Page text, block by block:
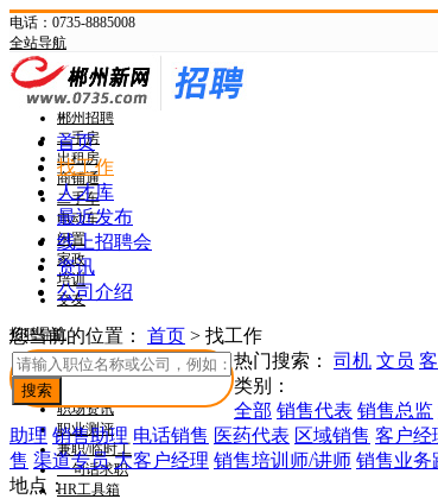
电话：0735-8885008
全站导航
新网首页
郴州头条
郴州招聘
二手房
出租房
商铺通
二手车
电动车
闲置
家政
培训
交友
招聘导航
找工作
职场资讯
职业测评
兼职/临时工
一句话求职
HR工具箱
首页
找工作
人才库
最近发布
线上招聘会
资讯
公司介绍
您当前的位置： 首页 > 找工作
热门搜索： 司机 文员
类别：
全部 销售代表 销售总监
助理 销售助理 电话销售 医药代表 区域销售 客户经
售 渠道专员 大客户经理 销售培训师/讲师 销售业务
地点：